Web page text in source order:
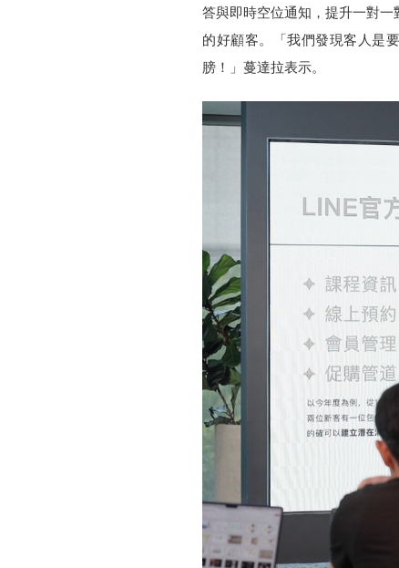
答與即時空位通知，提升一對
的好顧客。「我們發現客人是
膀！」蔓達拉表示。